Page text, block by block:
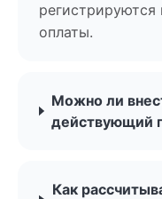
регистрируются
оплаты.
Можно ли
действующий
Как